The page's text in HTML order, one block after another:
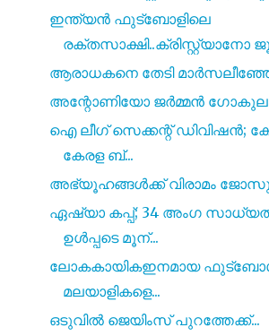
ഇന്ത്യൻ ഫുട്ബോളിലെ
രക്തസാക്ഷി..ക്രിസ്റ്റ്യാനോ
ആരാധകനെ തേടി
അന്റോണിയോ ജർമ്മൻ
ഐ ലീഗ് സെക്കന്റ് ഡിവിഷൻ;
കേരള ബ്...
അഭ്യൂഹങ്ങൾക്ക് വിരാമം
ഏഷ്യാ കപ്പ്; 34 അംഗ
ഉൾപ്പടെ മൂന്...
ലോകകായികഇനമായ ഫുട്ബോൾ
മലയാളികളെ...
ഒടുവിൽ ജെയിംസ് പുറത്തേക്ക്...